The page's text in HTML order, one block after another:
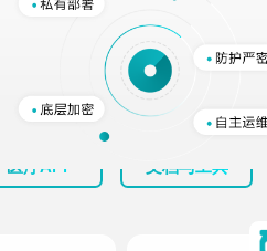
医疗API 文档与工具